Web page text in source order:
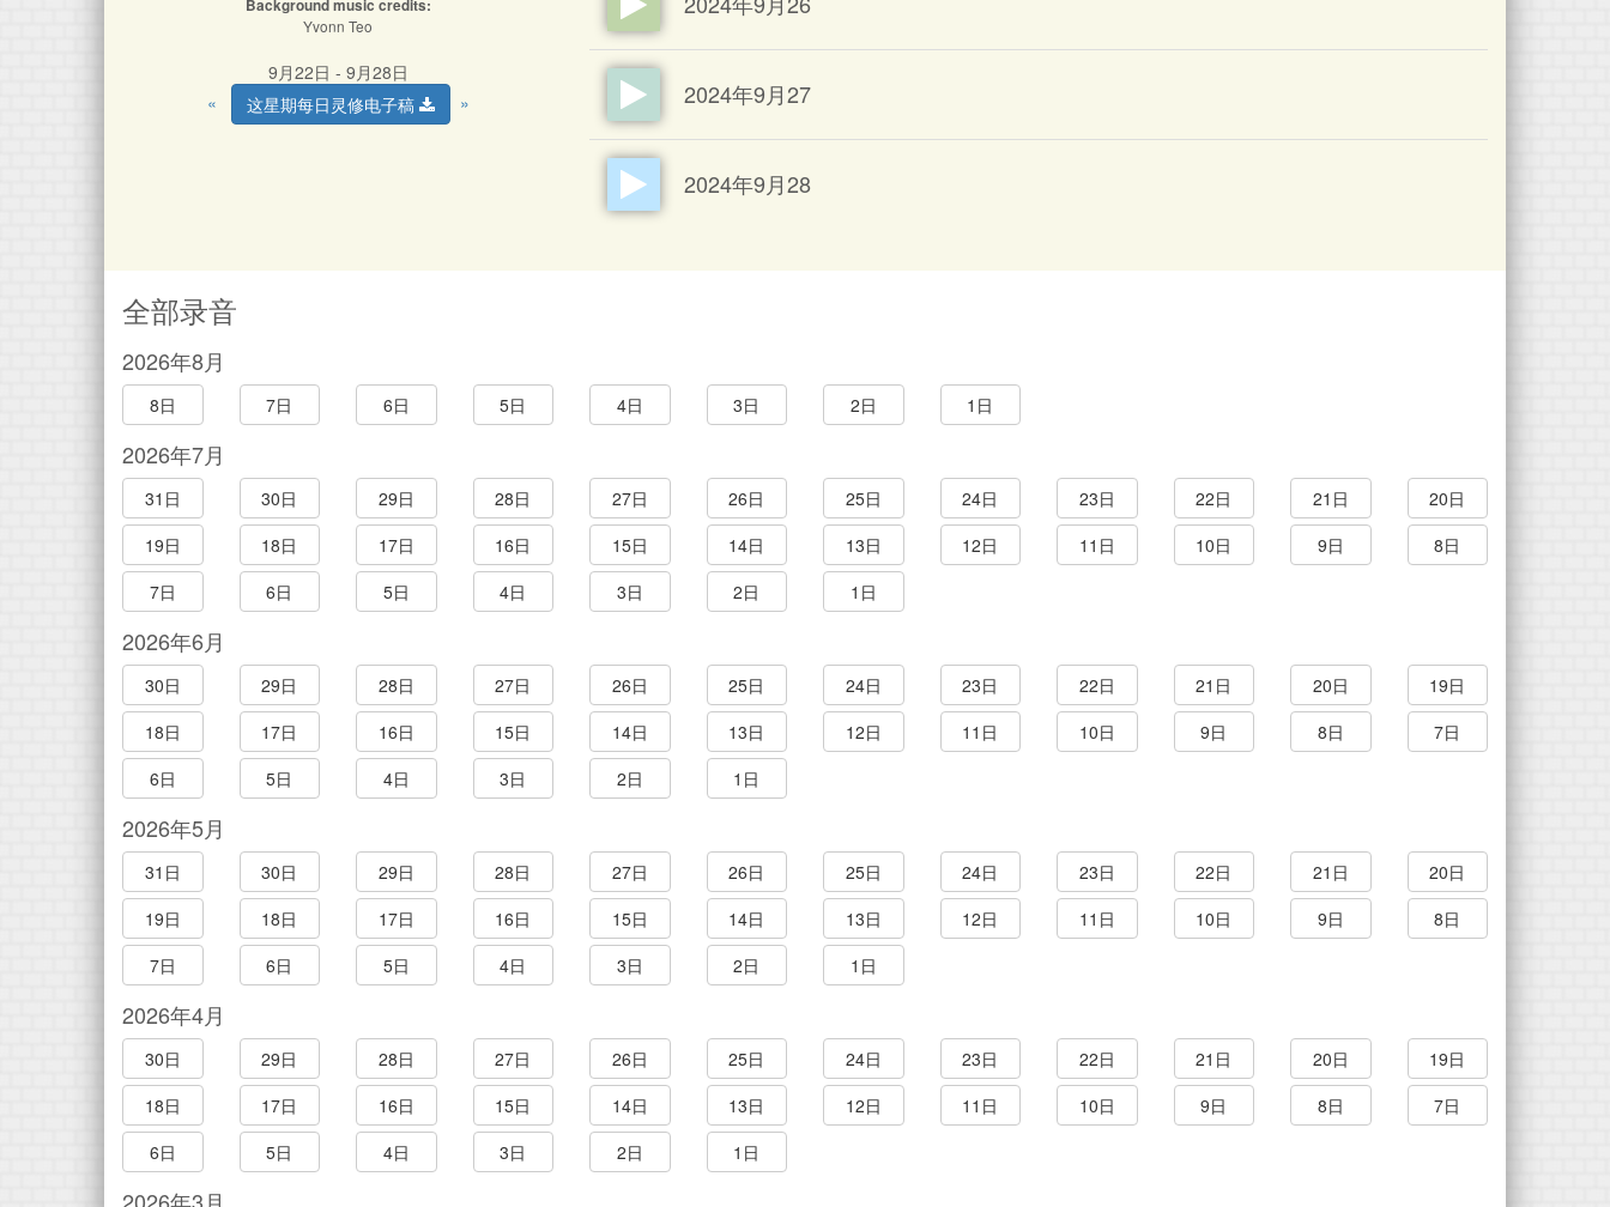
Background music credits:
Yvonn Teo
9月22日 - 9月28日
«
这星期每日灵修电子稿 » 2024年9月27
2024年9月28
全部录音
2026年8月
8日 7日 6日 5日 4日 3日 2日 1日
2026年7月
31日 30日 29日 28日 27日 26日 25日 24日 23日 22日 21日
20日
19日
18日 17日 16日 15日 14日 13日 12日 11日 10日 9日
8日
7日
6日 5日 4日 3日 2日 1日
2026年6月
30日 29日 28日 27日 26日 25日 24日 23日 22日 21日 20日
19日
18日
17日 16日 15日 14日 13日 12日 11日 10日 9日 8日
7日
6日
5日 4日 3日 2日 1日
2026年5月
31日 30日 29日 28日 27日 26日 25日 24日 23日 22日 21日
20日
19日
18日 17日 16日 15日 14日 13日 12日 11日 10日 9日
8日
7日
6日 5日 4日 3日 2日 1日
2026年4月
30日 29日 28日 27日 26日 25日 24日 23日 22日 21日 20日
19日
18日
17日 16日 15日 14日 13日 12日 11日 10日 9日 8日
7日
6日
5日 4日 3日 2日 1日